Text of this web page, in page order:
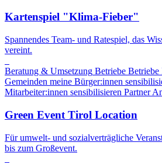
Kartenspiel "Klima-Fieber"
Spannendes Team- und Ratespiel, das
vereint.
Beratung & Umsetzung Betriebe Betriebe
Gemeinden meine Bürger:innen
Mitarbeiter:innen sensibilisieren Partner
Green Event Tirol Location
Für umwelt- und sozialverträgliche
bis zum Großevent.